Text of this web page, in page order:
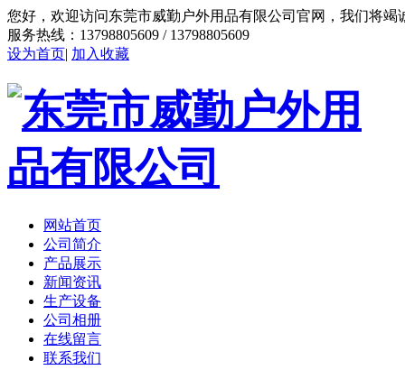
您好，欢迎访问东莞市威勤户外用品有限公司官网，我们将竭
服务热线：13798805609 / 13798805609
设为首页| 加入收藏
网站首页
公司简介
产品展示
新闻资讯
生产设备
公司相册
在线留言
联系我们